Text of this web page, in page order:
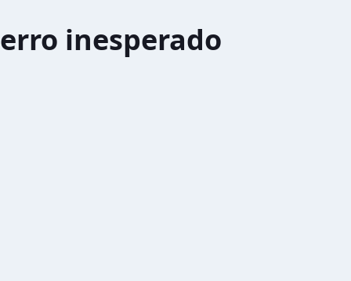
erro inesperado